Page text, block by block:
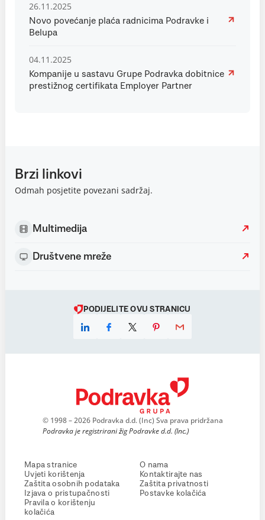
26.11.2025
Novo povećanje plaća radnicima Podravke i
Belupa
04.11.2025
Kompanije u sastavu Grupe Podravka dobitnice
prestižnog certifikata Employer Partner
Brzi linkovi
Odmah posjetite povezani sadržaj.
Multimedija
Društvene mreže
PODIJELITE OVU STRANICU
© 1998 – 2026 Podravka d.d. (Inc) Sva prava pridržana
Podravka je registrirani žig Podravke d.d. (Inc.)
Mapa stranice
Uvjeti korištenja
Zaštita osobnih podataka
Izjava o pristupačnosti
Pravila o korištenju
kolačića
O nama
Kontaktirajte nas
Zaštita privatnosti
Postavke kolačića